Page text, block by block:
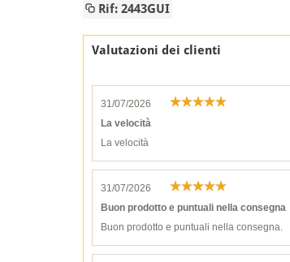
Rif: 2443GUI
Valutazioni dei clienti
31/07/2026
La velocità
La velocità
31/07/2026
Buon prodotto e puntuali nella consegna
Buon prodotto e puntuali nella consegna.